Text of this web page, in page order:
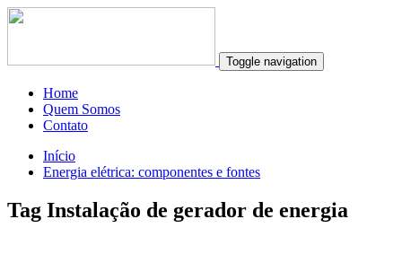
Toggle navigation
Home
Quem Somos
Contato
Início
Energia elétrica: componentes e fontes
Tag Instalação de gerador de energia